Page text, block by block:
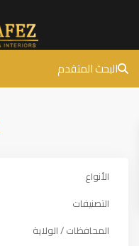
البحث المتقدم
الأنواع
التصنيفات
المحافظات / الولاية